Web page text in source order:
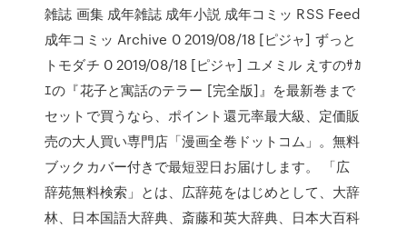
雑誌 画集 成年雑誌 成年小説 成年コミッ RSS Feed
成年コミッ Archive 0 2019/08/18 [ピジャ] ずっと
トモダチ 0 2019/08/18 [ピジャ] ユメミル えすのｻｶ
ｴの『花子と寓話のテラー [完全版]』を最新巻まで
セットで買うなら、ポイント還元率最大級、定価販
売の大人買い専門店「漫画全巻ドットコム」。無料
ブックカバー付きで最短翌日お届けします。 「広
辞苑無料検索」とは、広辞苑をはじめとして、大辞
林、日本国語大辞典、斎藤和英大辞典、日本大百科